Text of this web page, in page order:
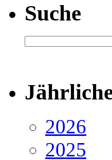
Suche
2026
2025